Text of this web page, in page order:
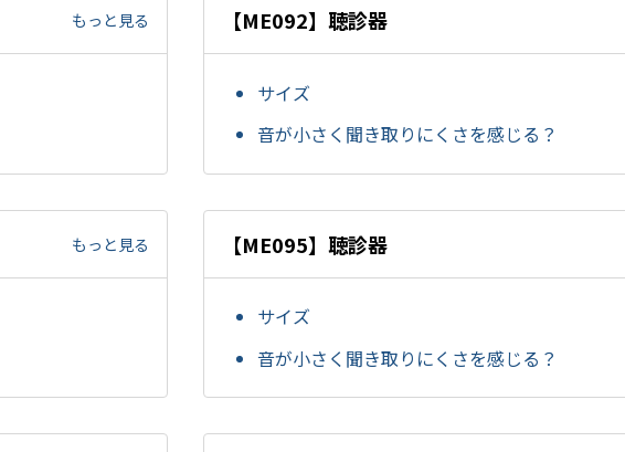
もっと見る 【ME092】聴診器
サイズ
音が小さく聞き取りにくさを感じる？
もっと見る 【ME095】聴診器
サイズ
音が小さく聞き取りにくさを感じる？